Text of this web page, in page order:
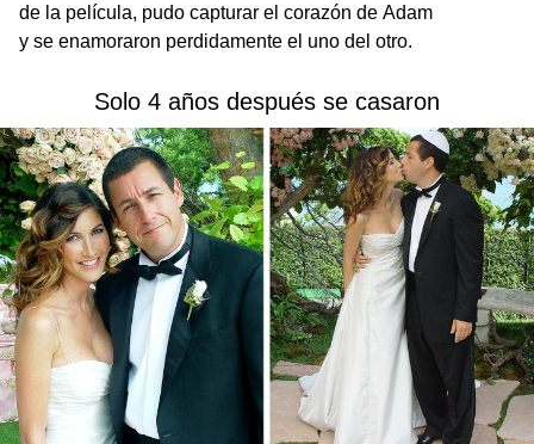
de la película, pudo capturar el corazón de Adam
y se enamoraron perdidamente el uno del otro.
Solo 4 años después se casaron